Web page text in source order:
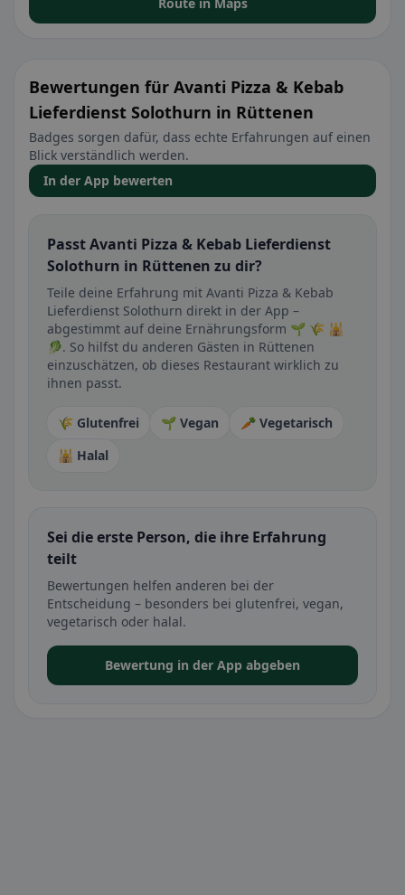
Bewertungen für Avanti Pizza & Kebab
Lieferdienst Solothurn in Rüttenen
Badges sorgen dafür, dass echte Erfahrungen auf einen
Blick verständlich werden.
In der App bewerten
Passt Avanti Pizza & Kebab Lieferdienst
Solothurn in Rüttenen zu dir?
Teile deine Erfahrung mit Avanti Pizza & Kebab
Lieferdienst Solothurn direkt in der App –
abgestimmt auf deine Ernährungsform 🌱 🌾 🕌
🥬. So hilfst du anderen Gästen in Rüttenen
einzuschätzen, ob dieses Restaurant wirklich zu
ihnen passt.
🌾 Glutenfrei 🌱 Vegan
🥕 Vegetarisch
🕌 Halal
Sei die erste Person, die ihre Erfahrung
teilt
Bewertungen helfen anderen bei der
Entscheidung – besonders bei glutenfrei, vegan,
vegetarisch oder halal.
Bewertung in der App abgeben